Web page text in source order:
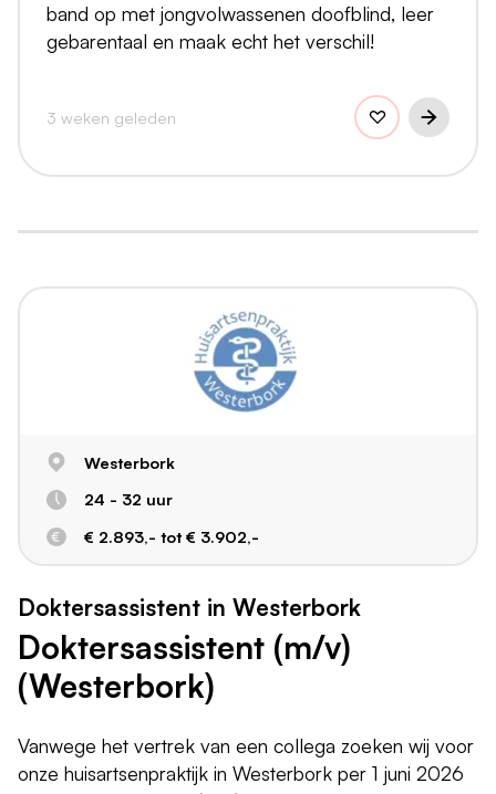
band op met jongvolwassenen doofblind, leer
gebarentaal en maak echt het verschil!
3 weken geleden
Westerbork
24 - 32 uur
€ 2.893,- tot € 3.902,-
Doktersassistent in Westerbork
Doktersassistent (m/v)
(Westerbork)
Vanwege het vertrek van een collega zoeken wij voor
onze huisartsenpraktijk in Westerbork per 1 juni 2026